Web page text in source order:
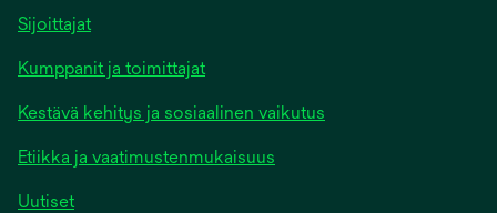
Sijoittajat
Kumppanit ja toimittajat
Kestävä kehitys ja sosiaalinen vaikutus
Etiikka ja vaatimustenmukaisuus
Uutiset